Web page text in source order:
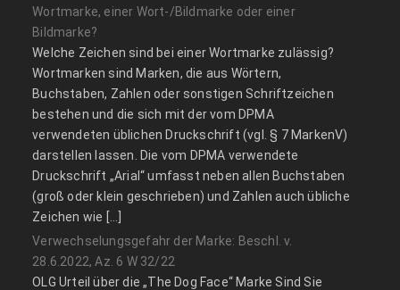
Wortmarke, einer Wort-/Bildmarke oder einer
Bildmarke?
Welche Zeichen sind bei einer Wortmarke zulässig?
Wortmarken sind Marken, die aus Wörtern,
Buchstaben, Zahlen oder sonstigen Schriftzeichen
bestehen und die sich mit der vom DPMA
verwendeten üblichen Druckschrift (vgl. § 7 MarkenV)
darstellen lassen. Die vom DPMA verwendete
Druckschrift „Arial“ umfasst neben allen Buchstaben
(groß oder klein geschrieben) und Zahlen auch übliche
Zeichen wie […]
Verwechselungsgefahr der Marke: Beschl. v.
28.6.2022, Az. 6 W 32/22
OLG Urteil über die „The Dog Face“ Marke Sind Sie